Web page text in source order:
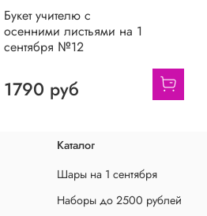
Букет учителю с
осенними листьями на 1
сентября №12
1790 руб
Каталог
Шары на 1 сентября
Наборы до 2500 рублей